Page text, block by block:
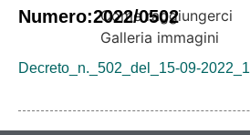
Come raggiungerci
Galleria immagini
Numero:2022/0502
Decreto_n._502_del_15-09-2022_1